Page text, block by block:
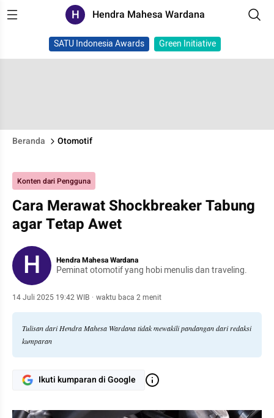
H Hendra Mahesa Wardana
SATU Indonesia Awards Green Initiative
Beranda Otomotif
Konten dari Pengguna
Cara Merawat Shockbreaker Tabung
agar Tetap Awet
H Hendra Mahesa Wardana
Peminat otomotif yang hobi menulis dan traveling.
14 Juli 2025 19:42 WIB · waktu baca 2 menit
Tulisan dari Hendra Mahesa Wardana tidak mewakili pandangan dari redaksi
kumparan
Ikuti kumparan di Google